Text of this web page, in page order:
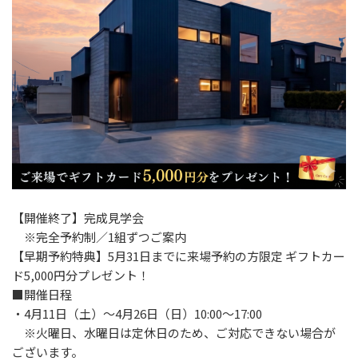
【開催終了】完成見学会
※完全予約制／1組ずつご案内
【早期予約特典】5月31日までに来場予約の方限定 ギフトカー
ド5,000円分プレゼント！
■開催日程
・4月11日（土）～4月26日（日）10:00～17:00
※火曜日、水曜日は定休日のため、ご対応できない場合が
ございます。